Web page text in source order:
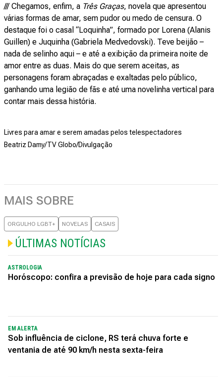
/// Chegamos, enfim, a Três Graças, novela que apresentou
várias formas de amar, sem pudor ou medo de censura. O
destaque foi o casal “Loquinha”, formado por Lorena (Alanis
Guillen) e Juquinha (Gabriela Medvedovski). Teve beijão –
nada de selinho aqui – e até a exibição da primeira noite de
amor entre as duas. Mais do que serem aceitas, as
personagens foram abraçadas e exaltadas pelo público,
ganhando uma legião de fãs e até uma novelinha vertical para
contar mais dessa história.
Livres para amar e serem amadas pelos telespectadores
Beatriz Damy/TV Globo/Divulgação
MAIS SOBRE
ORGULHO LGBT+ NOVELAS CASAIS
ÚLTIMAS NOTÍCIAS
ASTROLOGIA
Horóscopo: confira a previsão de hoje para cada signo
EM ALERTA
Sob influência de ciclone, RS terá chuva forte e
ventania de até 90 km/h nesta sexta-feira